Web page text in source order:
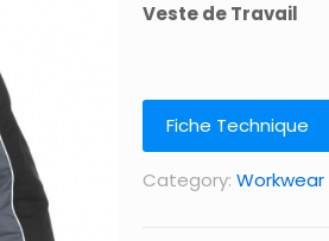
Veste de Travail
Fiche Technique
Category: Workwear